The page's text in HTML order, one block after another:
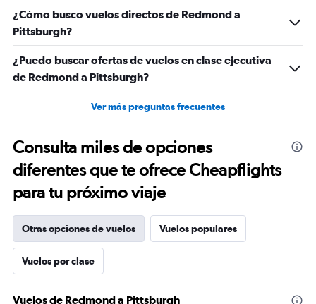
750.
¿Cómo busco vuelos directos de Redmond a
Pittsburgh?
¿Puedo buscar ofertas de vuelos en clase ejecutiva
de Redmond a Pittsburgh?
Ver más preguntas frecuentes
Consulta miles de opciones
diferentes que te ofrece Cheapflights
para tu próximo viaje
Otras opciones de vuelos Vuelos populares
Vuelos por clase
Vuelos de Redmond a Pittsburgh